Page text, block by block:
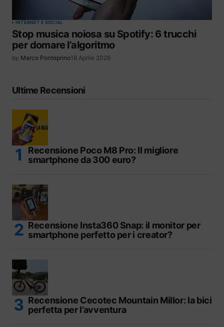
INTERNET E SOCIAL
Stop musica noiosa su Spotify: 6 trucchi
per domare l’algoritmo
by Marco Ponteprino18 Aprile 2026
Ultime Recensioni
Recensione Poco M8 Pro: Il migliore
smartphone da 300 euro?
Recensione Insta360 Snap: il monitor per
smartphone perfetto per i creator?
Recensione Cecotec Mountain Millor: la bici
perfetta per l’avventura